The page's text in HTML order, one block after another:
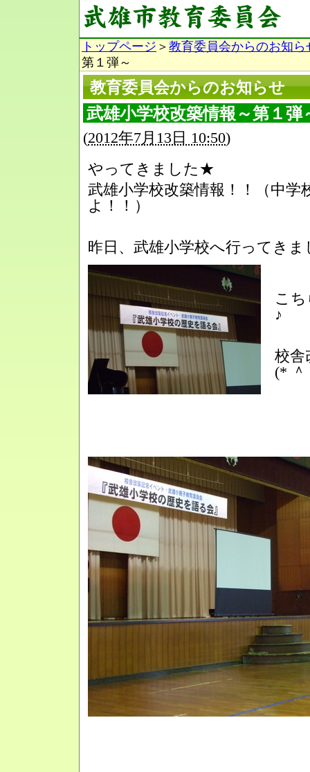
トップページ ＞ 教育委員会からのお知ら
第１弾～
教育委員会からのお知らせ
武雄小学校改築情報～第１弾
(2012年7月13日 10:50)
やってきました★
武雄小学校改築情報！！（中学
よ！！）
昨日、武雄小学校へ行ってきま
こ
♪
校舎
(*